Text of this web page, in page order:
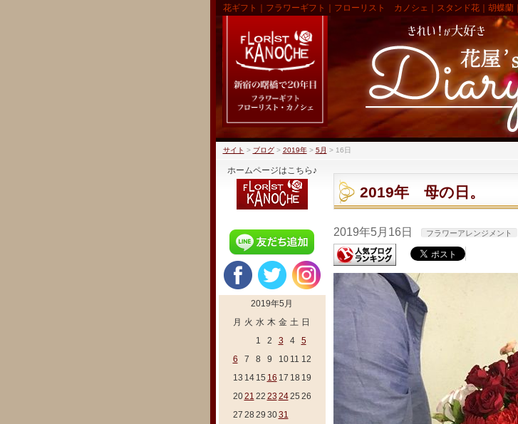
花ギフト｜フラワーギフト｜フローリスト カノシェ｜スタンド花｜胡蝶蘭｜
サイト > ブログ> 2019年> 5月 > 16日
2019年 母の日。
2019年5月16日 フラワーアレンジメント
ホームページはこちら♪
2019年5月
月 火 水 木 金 土 日
1
2 3 4
5
6
7 8 9 10 11 12
13 14 15 16 17 18 19
2021 22 23 2425 26
27 28 29 3031